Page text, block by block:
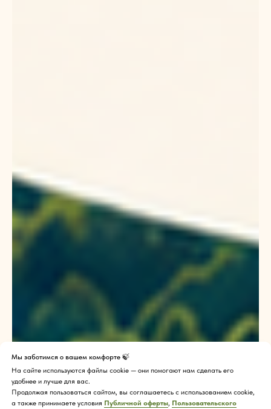
Мы заботимся о вашем комфорте 🍃
На сайте используются файлы cookie — они помогают нам сделать его
удобнее и лучше для вас.
Продолжая пользоваться сайтом, вы соглашаетесь с использованием cookie,
а также принимаете условия Публичной оферты, Пользовательского